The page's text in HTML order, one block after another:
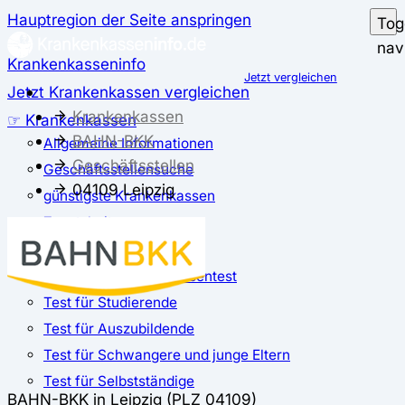
Hauptregion der Seite anspringen
Krankenkasseninfo
Jetzt Krankenkassen vergleichen
☞ Krankenkassen
Allgemeine Informationen
Geschäftsstellensuche
günstigste Krankenkassen
Zusatzbeitrag
✅ Krankenkassen Test
Der große Krankenkassentest
Test für Studierende
Test für Auszubildende
Test für Schwangere und junge Eltern
Test für Selbstständige
Jetzt vergleichen
Krankenkassen
BAHN-BKK
Geschäftsstellen
04109 Leipzig
BAHN-BKK in Leipzig (PLZ 04109)